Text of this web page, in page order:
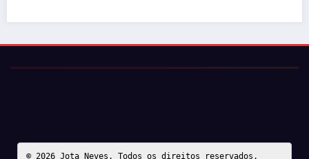
© 2026 Jota Neves. Todos os direitos reservados.